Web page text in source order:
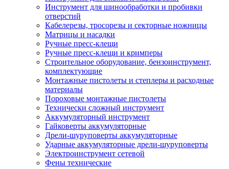
Инструмент для шинообработки и пробивки
отверстий
Кабелерезы, тросорезы и секторные ножницы
Матрицы и насадки
Ручные пресс-клещи
Ручные пресс-клещи и кримперы
Строительное оборудование, бензоинструмент,
комплектующие
Монтажные пистолеты и степлеры и расходные
материалы
Пороховые монтажные пистолеты
Технически сложный инструмент
Аккумуляторный инструмент
Гайковерты аккумуляторные
Дрели-шуруповерты аккумуляторные
Ударные аккумуляторные дрели-шуруповерты
Электроинструмент сетевой
Фены технические